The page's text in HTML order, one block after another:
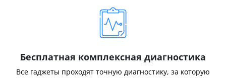
Бесплатная комплексная диагностика
Все гаджеты проходят точную диагностику, за которую